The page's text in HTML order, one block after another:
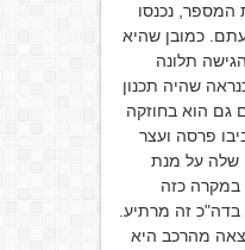
המספר, נכנסו
כמובן שהיא
תלונה
שהיה תכנון
גם הוא בחוזקה
פרסה ועצר
שלה על מנת
במקרה כזה
זה מרתיע.
מהרכב היא